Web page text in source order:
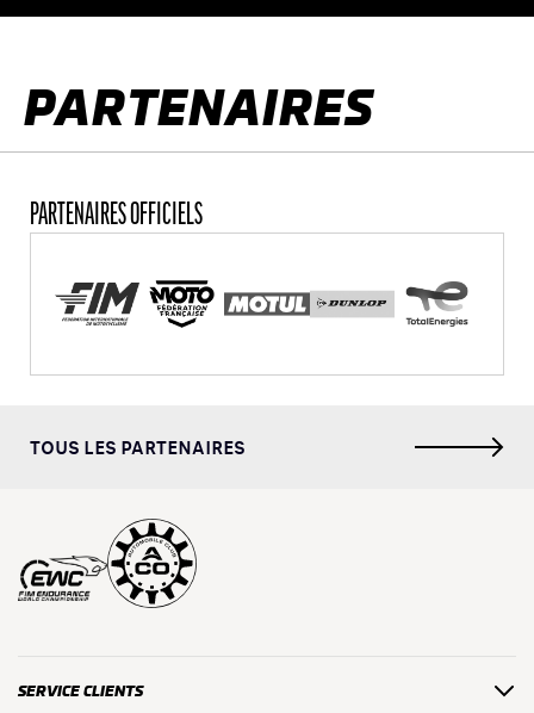
page
PARTENAIRES
PARTENAIRES OFFICIELS
TOUS LES PARTENAIRES
SERVICE CLIENTS